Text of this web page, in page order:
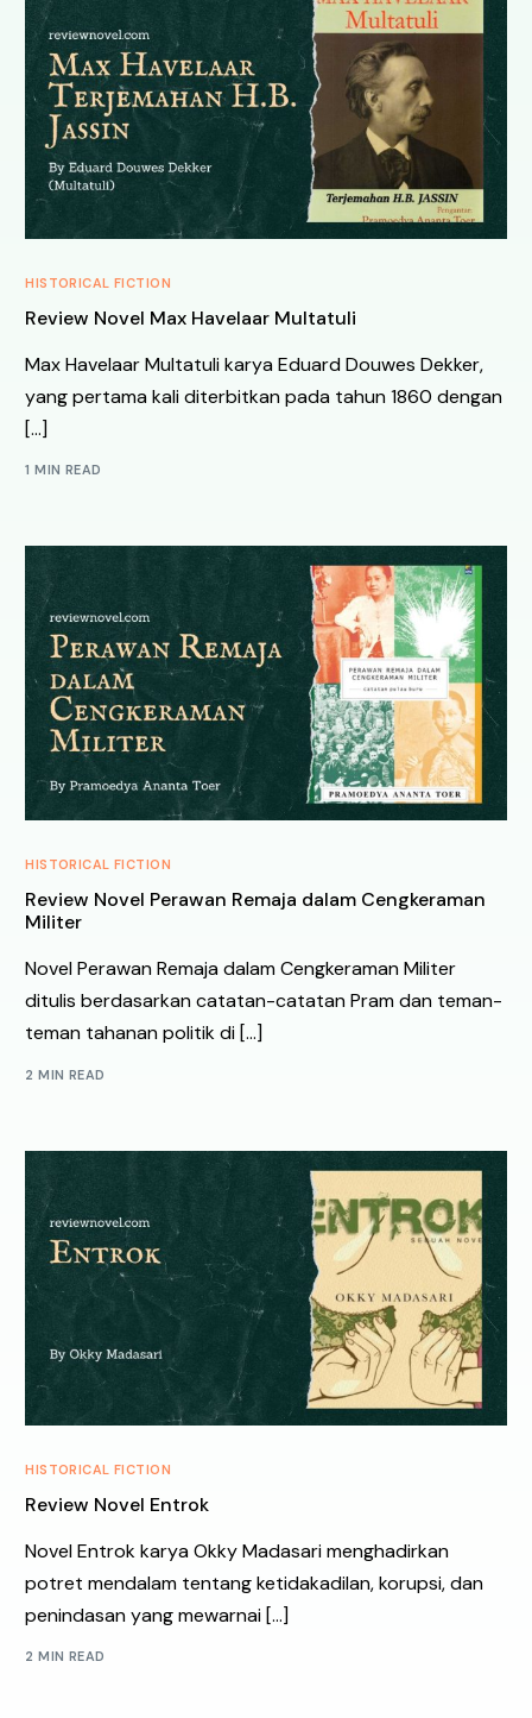
HISTORICAL FICTION
Review Novel Max Havelaar Multatuli
Max Havelaar Multatuli karya Eduard Douwes Dekker,
yang pertama kali diterbitkan pada tahun 1860 dengan
[…]
1 MIN READ
HISTORICAL FICTION
Review Novel Perawan Remaja dalam Cengkeraman
Militer
Novel Perawan Remaja dalam Cengkeraman Militer
ditulis berdasarkan catatan-catatan Pram dan teman-
teman tahanan politik di […]
2 MIN READ
HISTORICAL FICTION
Review Novel Entrok
Novel Entrok karya Okky Madasari menghadirkan
potret mendalam tentang ketidakadilan, korupsi, dan
penindasan yang mewarnai […]
2 MIN READ